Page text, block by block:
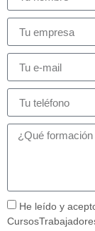
He leído y